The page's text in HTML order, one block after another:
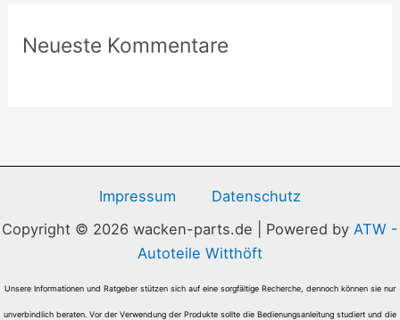
Neueste Kommentare
Impressum
Datenschutz
Copyright © 2026 wacken-parts.de | Powered by ATW -
Autoteile Witthöft
Unsere Informationen und Ratgeber stützen sich auf eine sorgfältige Recherche, dennoch können sie nur
unverbindlich beraten. Vor der Verwendung der Produkte sollte die Bedienungsanleitung studiert und die